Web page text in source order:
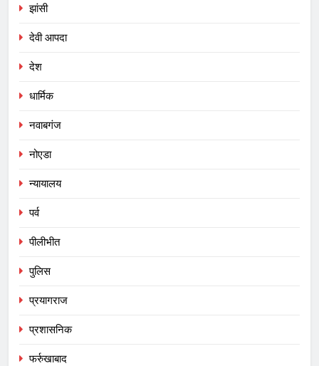
झांसी
देवी आपदा
देश
धार्मिक
नवाबगंज
नोएडा
न्यायालय
पर्व
पीलीभीत
पुलिस
प्रयागराज
प्रशासनिक
फर्रुखाबाद